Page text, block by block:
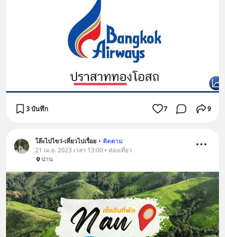
3 บันทึก 7 9
โล๊ะไปไขว่-เที่ยวไปเรื่อย • ติดตาม
21 เม.ย. 2023 เวลา 13:00 • ท่องเที่ยว
น่าน